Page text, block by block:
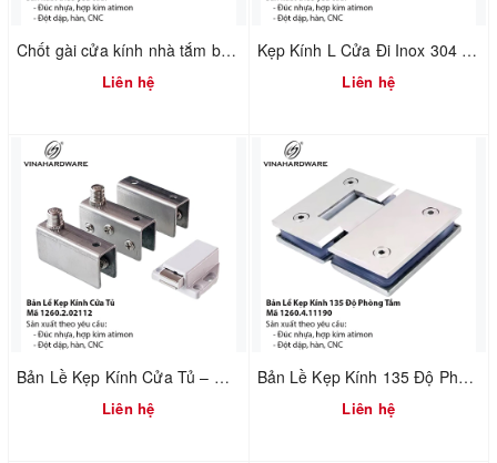
Chốt gài cửa kính nhà tắm bóng sáng – Mã 5402.2.00663
Liên hệ
Kẹp Kính L Cửa Đi Inox 304 – Mã 5100.2.00131
Liên hệ
Bản Lề Kẹp Kính Cửa Tủ – Mã 1260.2.02112
Liên hệ
Bản Lề Kẹp Kính 135 Độ Phòng Tắm – Mã 1260.4.11190 – Inox 304
Liên hệ